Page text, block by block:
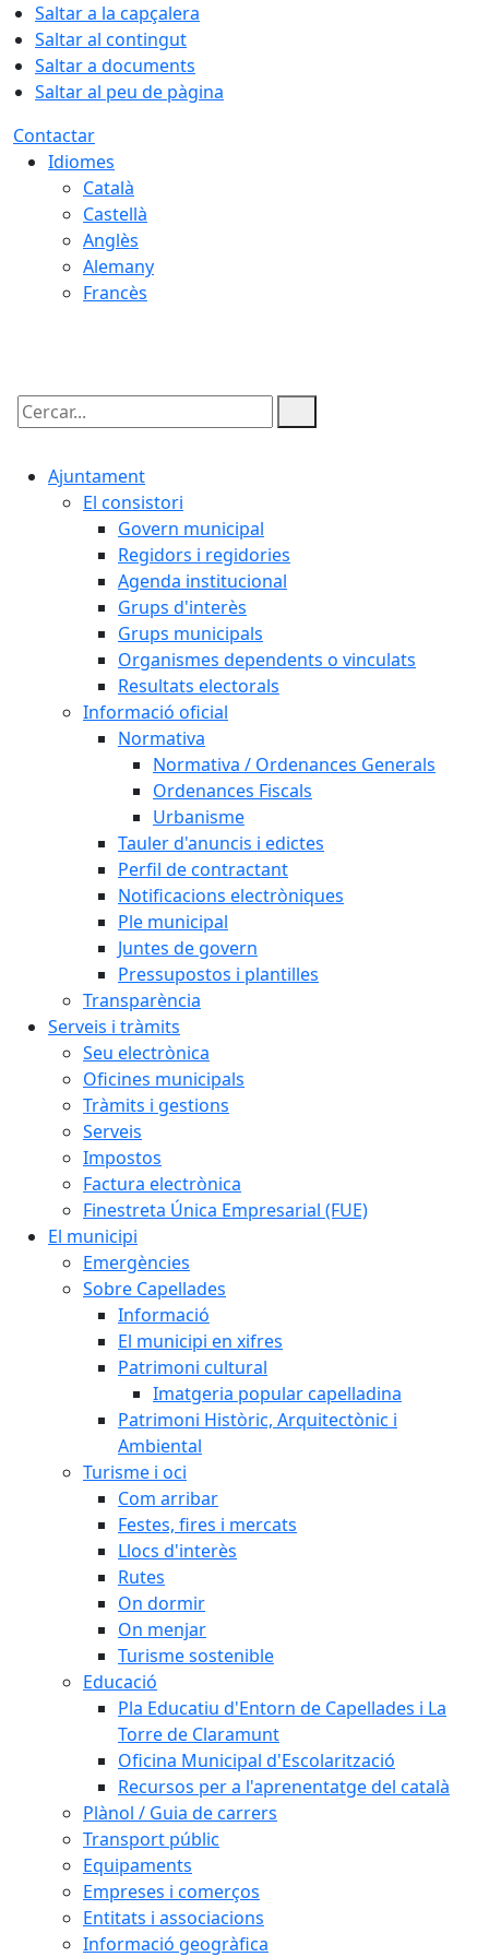
Saltar a la capçalera
Saltar al contingut
Saltar a documents
Saltar al peu de pàgina
Contactar
Idiomes
Català
Castellà
Anglès
Alemany
Francès
Cercar:
Ajuntament
El consistori
Govern municipal
Regidors i regidories
Agenda institucional
Grups d'interès
Grups municipals
Organismes dependents o vinculats
Resultats electorals
Informació oficial
Normativa
Normativa / Ordenances Generals
Ordenances Fiscals
Urbanisme
Tauler d'anuncis i edictes
Perfil de contractant
Notificacions electròniques
Ple municipal
Juntes de govern
Pressupostos i plantilles
Transparència
Serveis i tràmits
Seu electrònica
Oficines municipals
Tràmits i gestions
Serveis
Impostos
Factura electrònica
Finestreta Única Empresarial (FUE)
El municipi
Emergències
Sobre Capellades
Informació
El municipi en xifres
Patrimoni cultural
Imatgeria popular capelladina
Patrimoni Històric, Arquitectònic i
Ambiental
Turisme i oci
Com arribar
Festes, fires i mercats
Llocs d'interès
Rutes
On dormir
On menjar
Turisme sostenible
Educació
Pla Educatiu d'Entorn de Capellades i La
Torre de Claramunt
Oficina Municipal d'Escolarització
Recursos per a l'aprenentatge del català
Plànol / Guia de carrers
Transport públic
Equipaments
Empreses i comerços
Entitats i associacions
Informació geogràfica